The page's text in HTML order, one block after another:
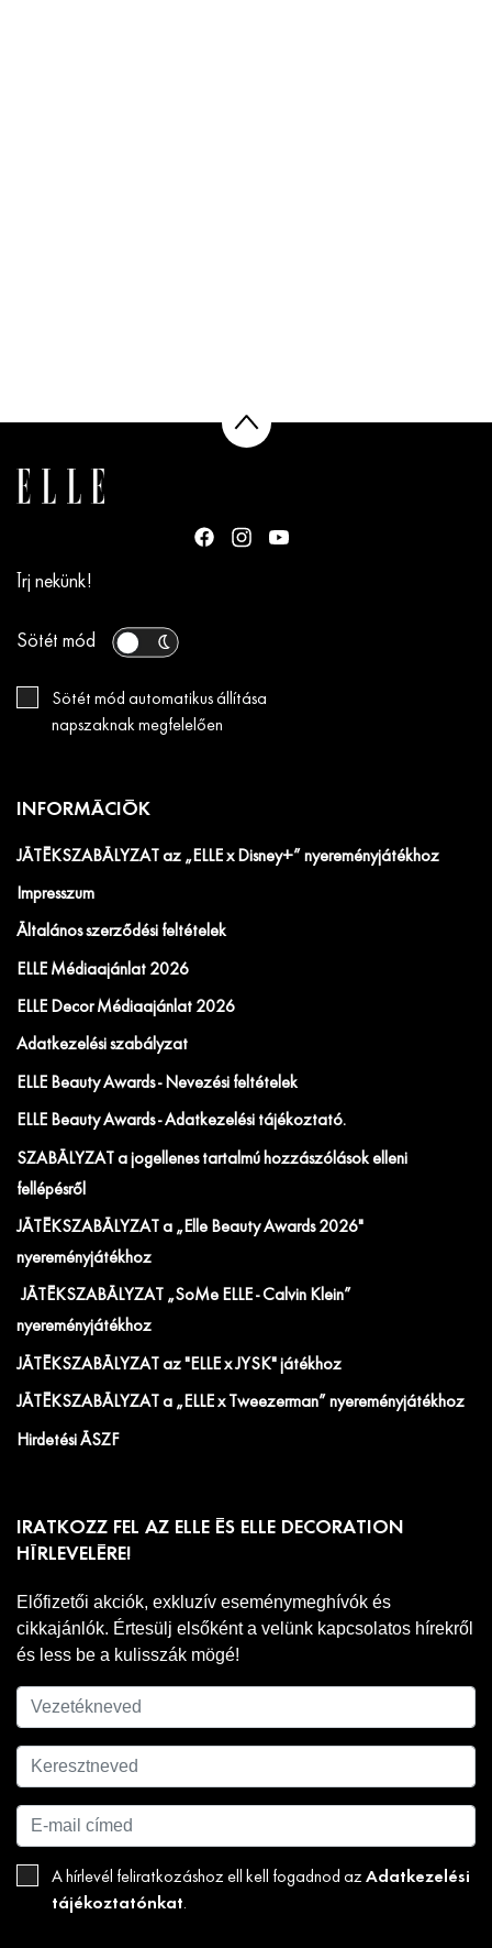
Írj nekünk!
Sötét mód
Sötét mód automatikus állítása
napszaknak megfelelően
INFORMÁCIÓK
JÁTÉKSZABÁLYZAT az „ELLE x Disney+” nyereményjátékhoz
Impresszum
Általános szerződési feltételek
ELLE Médiaajánlat 2026
ELLE Decor Médiaajánlat 2026
Adatkezelési szabályzat
ELLE Beauty Awards - Nevezési feltételek
ELLE Beauty Awards - Adatkezelési tájékoztató.
SZABÁLYZAT a jogellenes tartalmú hozzászólások elleni
fellépésről
JÁTÉKSZABÁLYZAT a „Elle Beauty Awards 2026"
nyereményjátékhoz
JÁTÉKSZABÁLYZAT „SoMe ELLE - Calvin Klein”
nyereményjátékhoz
JÁTÉKSZABÁLYZAT az "ELLE x JYSK" játékhoz
JÁTÉKSZABÁLYZAT a „ELLE x Tweezerman” nyereményjátékhoz
Hirdetési ÁSZF
IRATKOZZ FEL AZ ELLE ÉS ELLE DECORATION
HÍRLEVELÉRE!
Előfizetői akciók, exkluzív eseménymeghívók és
cikkajánlók. Értesülj elsőként a velünk kapcsolatos hírekről
és less be a kulisszák mögé!
A hírlevél feliratkozáshoz ell kell fogadnod az Adatkezelési
tájékoztatónkat.